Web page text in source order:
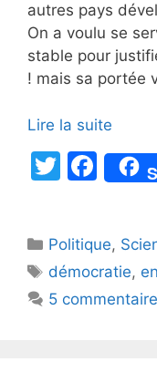
autres pays
On a voulu se
stable pour
! mais sa portée
Lire la suite
T
er
F
a
e
b
o
Catégories
Politique,
Étiquettes
démocratie,
5